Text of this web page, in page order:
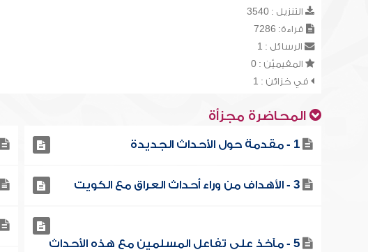
التنزيل : 3540
قراءة: 7286
الرسائل : 1
المقيميّن : 0
في خزائن : 1
المحاضرة مجزأة
1 - مقدمة حول الأحداث الجديدة
3 - الأهداف من وراء أحداث العراق مع الكويت
5 - مآخذ على تفاعل المسلمين مع هذه الأحداث